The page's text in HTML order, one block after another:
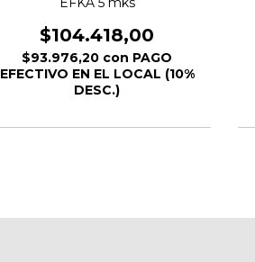
$104.418,00
$93.976,20 con PAGO
EFECTIVO EN EL LOCAL (10%
DESC.)